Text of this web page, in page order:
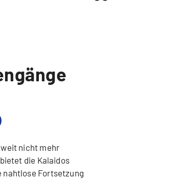
nicht mehr
die Kalaidos
nahtlose Fortsetzung